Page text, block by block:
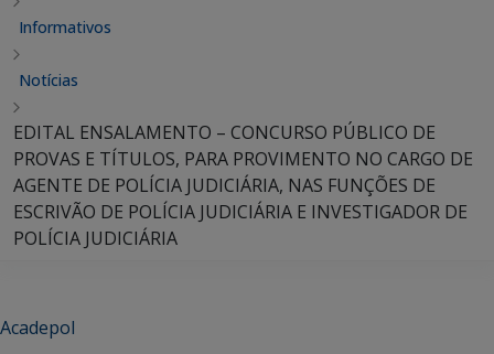
Informativos
Notícias
EDITAL ENSALAMENTO – CONCURSO PÚBLICO DE
PROVAS E TÍTULOS, PARA PROVIMENTO NO CARGO DE
AGENTE DE POLÍCIA JUDICIÁRIA, NAS FUNÇÕES DE
ESCRIVÃO DE POLÍCIA JUDICIÁRIA E INVESTIGADOR DE
POLÍCIA JUDICIÁRIA
Acadepol